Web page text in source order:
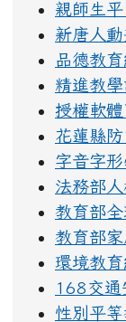
親師生平
新唐人動
品德教育
精進教
授權軟
花蓮縣
字音字
法務部
教育部
教育部
環境教
168交通
性別平